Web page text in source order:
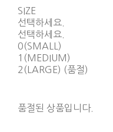
SIZE
선택하세요.
선택하세요.
0(SMALL)
1(MEDIUM)
2(LARGE) (품절)
품절된 상품입니다.